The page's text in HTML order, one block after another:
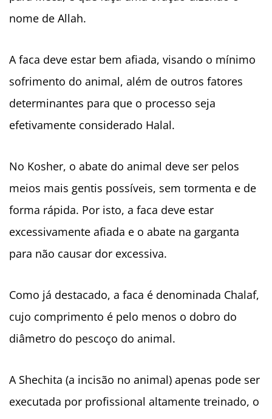
nome de Allah.
A faca deve estar bem afiada, visando o mínimo
sofrimento do animal, além de outros fatores
determinantes para que o processo seja
efetivamente considerado Halal.
No Kosher, o abate do animal deve ser pelos
meios mais gentis possíveis, sem tormenta e de
forma rápida. Por isto, a faca deve estar
excessivamente afiada e o abate na garganta
para não causar dor excessiva.
Como já destacado, a faca é denominada Chalaf,
cujo comprimento é pelo menos o dobro do
diâmetro do pescoço do animal.
A Shechita (a incisão no animal) apenas pode ser
executada por profissional altamente treinado, o